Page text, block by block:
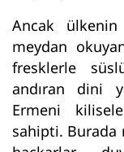
Ancak ülkenin
meydan
fresklerle
andıran dini
Ermeni
sahipti. Burada